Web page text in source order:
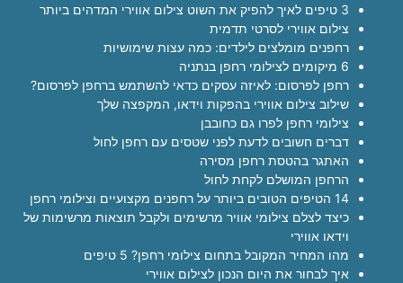
3 טיפים לאיך להפיק את השוט צילום אווירי המדהים ביותר
צילום אווירי לסרטי תדמית
רחפנים מומלצים לילדים: כמה עצות שימושיות
6 מיקומים לצילומי רחפן בנתניה
רחפן לפרסום: לאיזה עסקים כדאי להשתמש ברחפן לפרסום?
שילוב צילום אווירי בהפקות וידאו, המקפצה שלך
צילומי רחפן לפרו גם כחובבן
דברים חשובים לדעת לפני שטסים עם רחפן לחול
האתגר בהטסת רחפן מסירה
הרחפן המושלם לקחת לחול
14 הטיפים הטובים ביותר על רחפנים מקצועיים וצילומי רחפן
כיצד לצלם צילומי אוויר מרשימים ולקבל תוצאות מרשימות של
וידאו אווירי
מהו המחיר המקובל בתחום צילומי רחפן? 5 טיפים
איך לבחור את היום הנכון לצילום אווירי